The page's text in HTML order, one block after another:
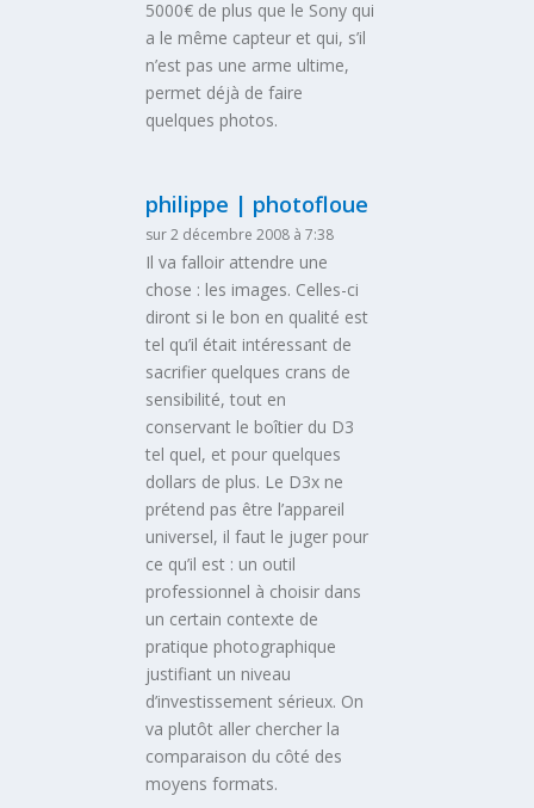
5000€ de plus que le Sony qui
a le même capteur et qui, s’il
n’est pas une arme ultime,
permet déjà de faire
quelques photos.
philippe | photofloue
sur 2 décembre 2008 à 7:38
Il va falloir attendre une
chose : les images. Celles-ci
diront si le bon en qualité est
tel qu’il était intéressant de
sacrifier quelques crans de
sensibilité, tout en
conservant le boîtier du D3
tel quel, et pour quelques
dollars de plus. Le D3x ne
prétend pas être l’appareil
universel, il faut le juger pour
ce qu’il est : un outil
professionnel à choisir dans
un certain contexte de
pratique photographique
justifiant un niveau
d’investissement sérieux. On
va plutôt aller chercher la
comparaison du côté des
moyens formats.